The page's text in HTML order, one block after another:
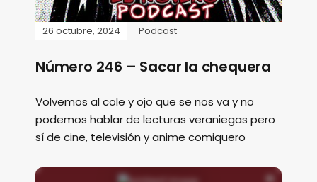
26 octubre, 2024 Podcast
Número 246 – Sacar la chequera
Volvemos al cole y ojo que se nos va y no
podemos hablar de lecturas veraniegas pero
sí de cine, televisión y anime comiquero